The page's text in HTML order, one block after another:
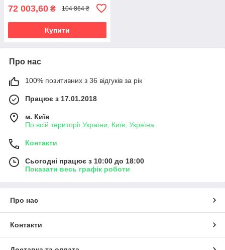
72 003,60 ₴ 104 864 ₴
Купити
Про нас
100% позитивних з 36 відгуків за рік
Працює з 17.01.2018
м. Київ
По всій території України, Київ, Україна
Контакти
Сьогодні працює з 10:00 до 18:00
Показати весь графік роботи
Про нас
Контакти